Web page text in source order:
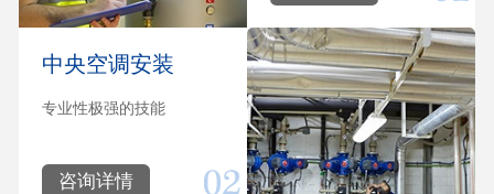
中央空调安装
专业性极强的技能
咨询详情